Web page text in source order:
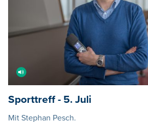
Sporttreff - 5. Juli
Mit Stephan Pesch.